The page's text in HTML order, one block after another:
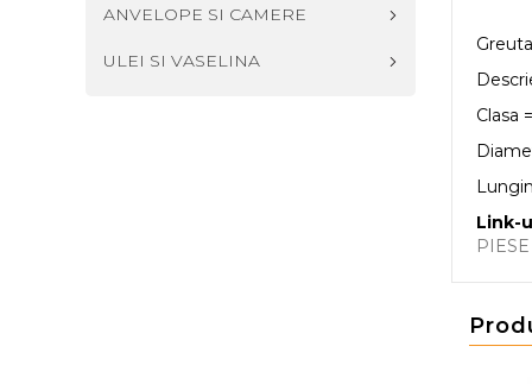
ANVELOPE SI CAMERE
ULEI SI VASELINA
Clasa
Link-